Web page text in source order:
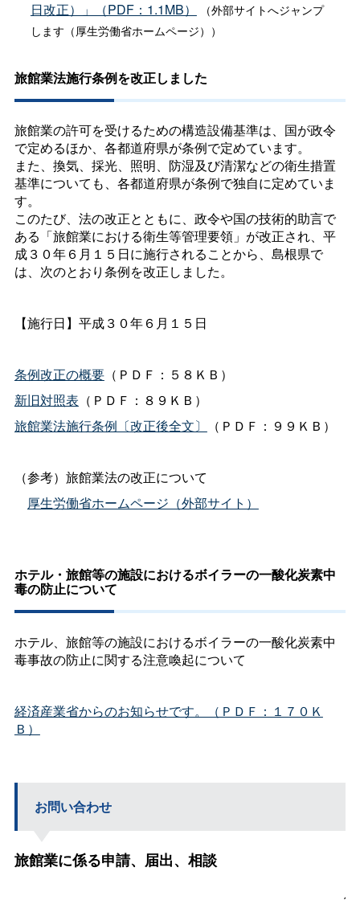
日改正）」（PDF：1.1MB）
（外部サイトへジャンプ
します（厚生労働省ホームページ））
旅館業法施行条例を改正しました
旅館業の許可を受けるための構造設備基準は、国が政令
で定めるほか、各都道府県が条例で定めています。
また、換気、採光、照明、防湿及び清潔などの衛生措置
基準についても、各都道府県が条例で独自に定めていま
す。
このたび、法の改正とともに、政令や国の技術的助言で
ある「旅館業における衛生等管理要領」が改正され、平
成３０年６月１５日に施行されることから、島根県で
は、次のとおり条例を改正しました。
【施行日】平成３０年６月１５日
条例改正の概要（ＰＤＦ：５８ＫＢ）
新旧対照表 （ＰＤＦ：８９ＫＢ）
旅館業法施行条例〔改正後全文〕
（ＰＤＦ：９９ＫＢ）
（参考）旅館業法の改正について
厚生労働省ホームページ（外部サイト）
ホテル・旅館等の施設におけるボイラーの一酸化炭素中
毒の防止について
ホテル、旅館等の施設におけるボイラーの一酸化炭素中
毒事故の防止に関する注意喚起について
経済産業省からのお知らせです。（ＰＤＦ：１７０Ｋ
Ｂ）
お問い合わせ
旅館業に係る申請、届出、相談
保